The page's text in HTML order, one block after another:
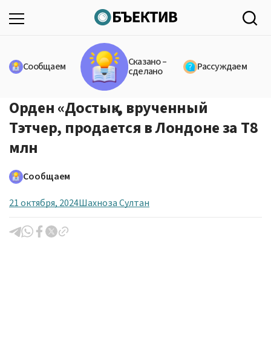
Сообщаем Сказано –
сделано Рассуждаем
Орден «Достық», врученный
Тэтчер, продается в Лондоне за Т8
млн
Сообщаем
21 октября, 2024Шахноза Султан